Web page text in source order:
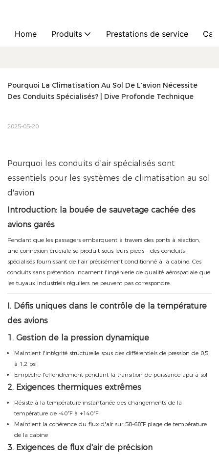
Home Produits Prestations de service Cas
Pourquoi La Climatisation Au Sol De L'avion Nécessite
Des Conduits Spécialisés? | Dive Profonde Technique
2025-05-20
Pourquoi les conduits d'air spécialisés sont
essentiels pour les systèmes de climatisation au sol
d'avion
Introduction: la bouée de sauvetage cachée des
avions garés
Pendant que les passagers embarquent à travers des ponts à réaction,
une connexion cruciale se produit sous leurs pieds - des conduits
spécialisés fournissant de l'air précisément conditionné à la cabine. Ces
conduits sans prétention incarnent l'ingénierie de qualité aérospatiale que
les tuyaux industriels réguliers ne peuvent pas correspondre.
I. Défis uniques dans le contrôle de la température
des avions
1. Gestion de la pression dynamique
Maintient l'intégrité structurelle sous des différentiels de pression de 0,5
à 1,2 psi
Empêche l'effondrement pendant la transition de puissance apu-à-sol
2. Exigences thermiques extrêmes
Résiste à la température instantanée des changements de la
température de -40°F à +140°F
Maintient la cohérence du flux d'air sur 58-68°F plage de température
de la cabine
3. Exigences de flux d'air de précision